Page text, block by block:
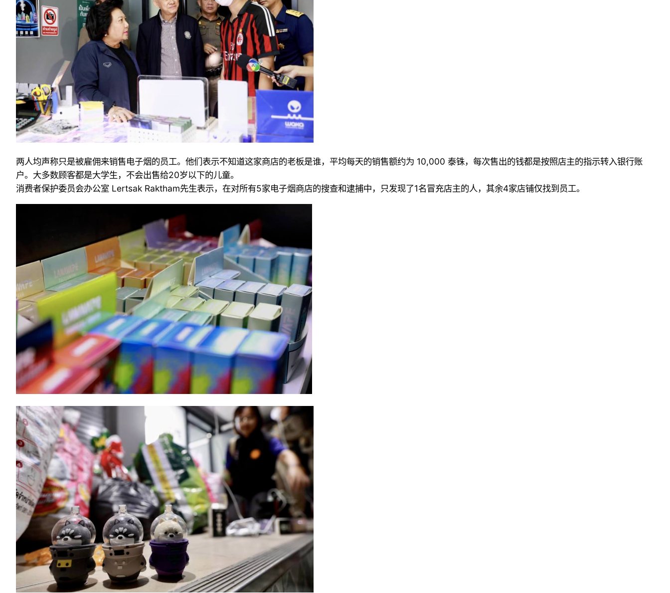
两人均声称只是被雇佣来销售电子烟的员工。他们表示不知道这家商店的老板是谁，平均每天的销售额约为 10,000 泰铢，每次售出的钱都是按照店主的指示转入银行账
户。大多数顾客都是大学生，不会出售给20岁以下的儿童。
消费者保护委员会办公室 Lertsak Raktham先生表示，在对所有5家电子烟商店的搜查和逮捕中，只发现了1名冒充店主的人，其余4家店铺仅找到员工。